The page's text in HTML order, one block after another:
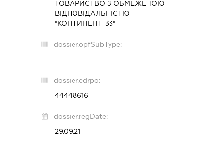
ТОВАРИСТВО З ОБМЕЖЕНОЮ
ВІДПОВІДАЛЬНІСТЮ
"КОНТИНЕНТ-33"
dossier.opfSubType:
-
dossier.edrpo:
44448616
dossier.regDate:
29.09.21